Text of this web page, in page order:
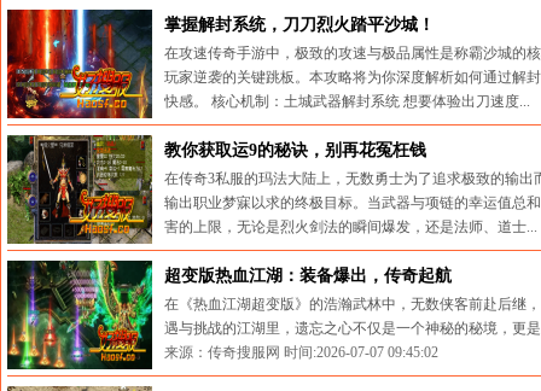
掌握解封系统，刀刀烈火踏平沙城！
在攻速传奇手游中，极致的攻速与极品属性是称霸沙城的
玩家逆袭的关键跳板。本攻略将为你深度解析如何通过解
快感。 核心机制：土城武器解封系统 想要体验出刀速度...
来源：传奇搜服网 时间:2026-07-15 10:33:00
教你获取运9的秘诀，别再花冤枉钱
在传奇3私服的玛法大陆上，无数勇士为了追求极致的输
输出职业梦寐以求的终极目标。当武器与项链的幸运值总
害的上限，无论是烈火剑法的瞬间爆发，还是法师、道士...
来源：传奇搜服网 时间:2026-07-11 09:15:03
超变版热血江湖：装备爆出，传奇起航
在《热血江湖超变版》的浩瀚武林中，无数侠客前赴后继
遇与挑战的江湖里，遗忘之心不仅是一个神秘的秘境，更
来源：传奇搜服网 时间:2026-07-07 09:45:02